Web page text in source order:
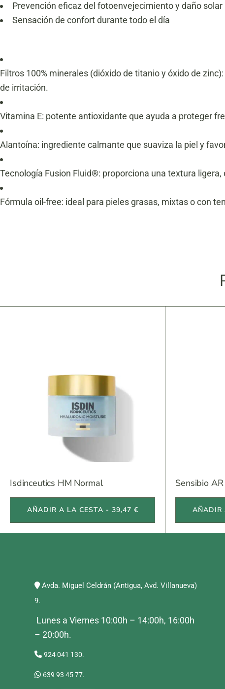
Prevención eficaz del fotoenvejecimiento y daño solar
Sensación de confort durante todo el día
Filtros 100% minerales (dióxido de titanio y óxido de
de irritación.
Vitamina E: potente antioxidante que ayuda a proteger
Alantoína: ingrediente calmante que suaviza la piel y
Tecnología Fusion Fluid®: proporciona una textura
Fórmula oil-free: ideal para pieles grasas, mixtas o con
Isdinceutics HM Normal
AÑADIR A LA CESTA - 39,47 €
Sensibio
AÑADIR
Avda. Miguel Celdrán (Antigua, Avd. Villanueva)
9.
Lunes a Viernes 10:00h – 14:00h, 16:00h
– 20:00h.
924 041 130.
639 93 45 77.